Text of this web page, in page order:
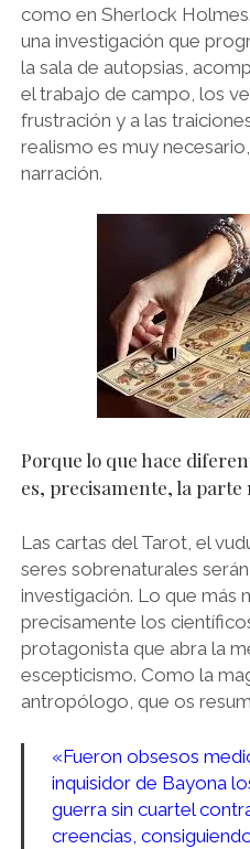
como en Sherlock
una investigación que
la sala de autopsias,
el trabajo de campo, los
frustración y a las
realismo es muy
narración.
Porque lo que hace
es, precisamente, la parte
Las cartas del Tarot, el
seres sobrenaturales
investigación. Lo que más
precisamente los
protagonista que abra la
escepticismo. Como la
antropólogo, que os
«Fueron obsesos
inquisidor de Bayona
guerra sin cuartel
creencias,